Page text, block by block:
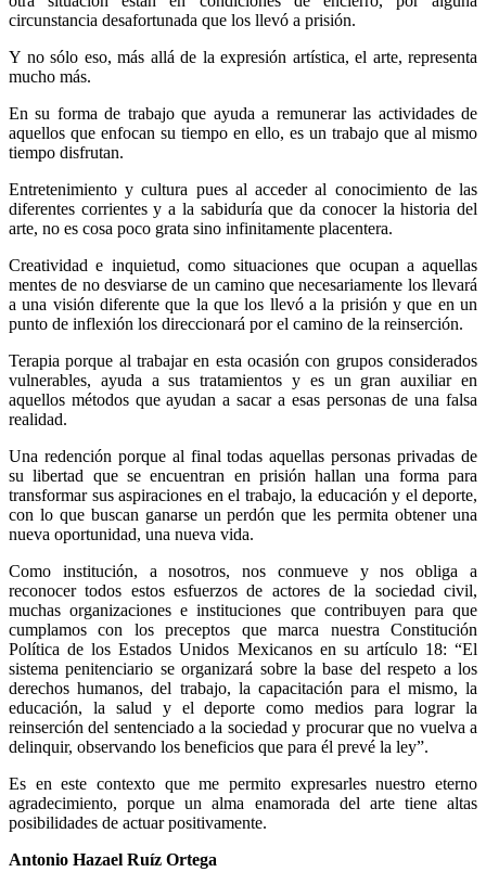
Linkedin
circunstancia desafortunada que los llevó a prisión.
Y no sólo eso, más allá de la expresión artística, el arte, representa
mucho más.
En su forma de trabajo que ayuda a remunerar las actividades de
aquellos que enfocan su tiempo en ello, es un trabajo que al mismo
tiempo disfrutan.
Entretenimiento y cultura pues al acceder al conocimiento de las
diferentes corrientes y a la sabiduría que da conocer la historia del
arte, no es cosa poco grata sino infinitamente placentera.
Creatividad e inquietud, como situaciones que ocupan a aquellas
mentes de no desviarse de un camino que necesariamente los llevará
a una visión diferente que la que los llevó a la prisión y que en un
punto de inflexión los direccionará por el camino de la reinserción.
Terapia porque al trabajar en esta ocasión con grupos considerados
vulnerables, ayuda a sus tratamientos y es un gran auxiliar en
aquellos métodos que ayudan a sacar a esas personas de una falsa
realidad.
Una redención porque al final todas aquellas personas privadas de
su libertad que se encuentran en prisión hallan una forma para
transformar sus aspiraciones en el trabajo, la educación y el deporte,
con lo que buscan ganarse un perdón que les permita obtener una
nueva oportunidad, una nueva vida.
Como institución, a nosotros, nos conmueve y nos obliga a
reconocer todos estos esfuerzos de actores de la sociedad civil,
muchas organizaciones e instituciones que contribuyen para que
cumplamos con los preceptos que marca nuestra Constitución
Política de los Estados Unidos Mexicanos en su artículo 18: “El
sistema penitenciario se organizará sobre la base del respeto a los
derechos humanos, del trabajo, la capacitación para el mismo, la
educación, la salud y el deporte como medios para lograr la
reinserción del sentenciado a la sociedad y procurar que no vuelva a
delinquir, observando los beneficios que para él prevé la ley”.
Es en este contexto que me permito expresarles nuestro eterno
agradecimiento, porque un alma enamorada del arte tiene altas
posibilidades de actuar positivamente.
Antonio Hazael Ruíz Ortega